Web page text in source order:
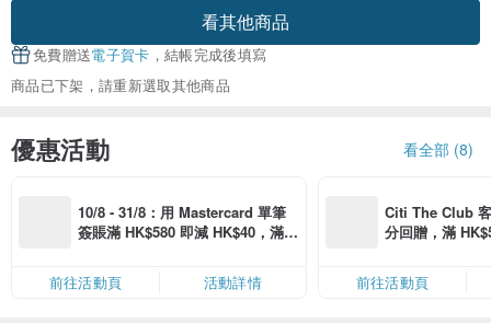
看其他商品
免費贈送電子賀卡 ，結帳完成後填寫
商品已下架，請重新選取其他商品
優惠活動 看全部 (8)
10/8 - 31/8：用 Mastercard 單筆
簽賬滿 HK$580 即減 HK$40，滿 H
六、日滿 HK$880 即減 HK$80（名
額有限，額滿即止，僅限「常用信
前往活動頁 活動詳情
Citi The Club
分回贈，滿
前往活動頁